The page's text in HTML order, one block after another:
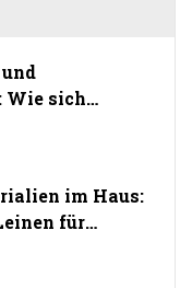
Wie sich
Preis auswirkt
im Haus:
für